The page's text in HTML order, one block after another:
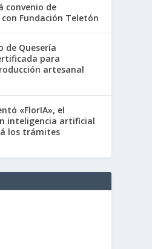
convenio de
Fundación Teletón
de Quesería
para
artesanal
«FlorIA», el
inteligencia artificial
los trámites